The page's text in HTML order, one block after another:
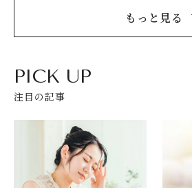
もっと見る
PICK UP
注目の記事